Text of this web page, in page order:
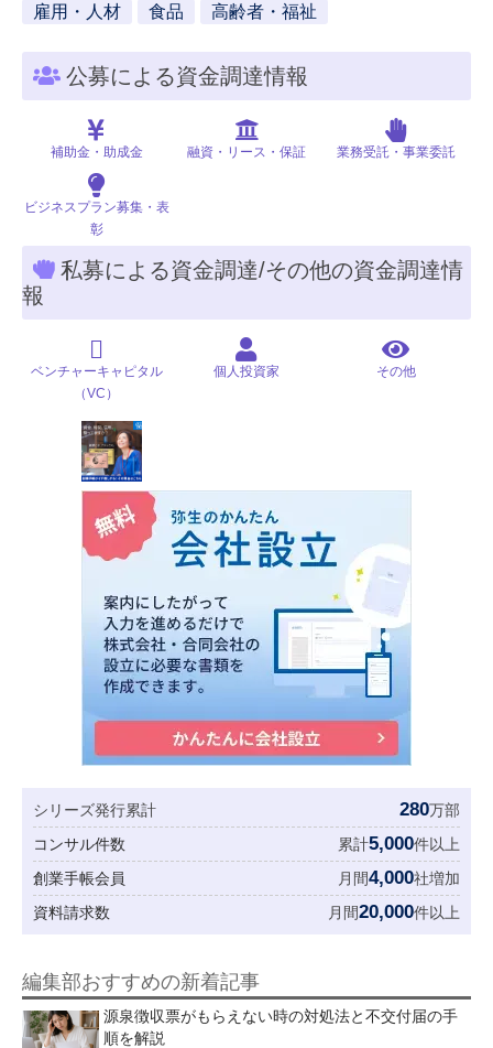
雇用・人材
食品 高齢者・福祉
公募による資金調達情報
補助金・助成金 融資・リース・保証 業務受託・事業委託
ビジネスプラン募集・表
彰
私募による資金調達/その他の資金調達情
報
ベンチャーキャピタル
（VC）
個人投資家 その他
シリーズ発行累計 280万部
コンサル件数
累計5,000件以上
創業手帳会員
月間4,000社増加
資料請求数
月間20,000件以上
編集部おすすめの新着記事
源泉徴収票がもらえない時の対処法と不交付届の手
順を解説